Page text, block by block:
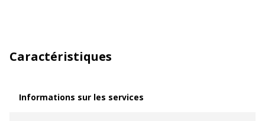
Caractéristiques
Informations sur les services